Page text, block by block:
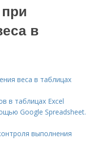
в
веса в таблицах
в таблицах Excel
Google Spreadsheet.
выполнения